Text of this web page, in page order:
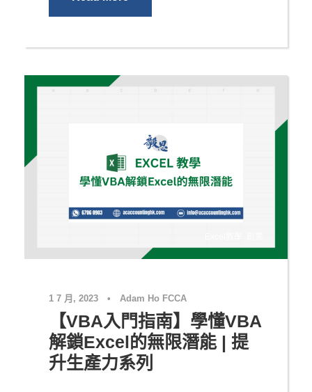
1 7 月, 2023 • Adam Ho FCCA
【VBA入門指南】學懂VBA
解鎖Excel的無限潛能 | 提
升生產力系列